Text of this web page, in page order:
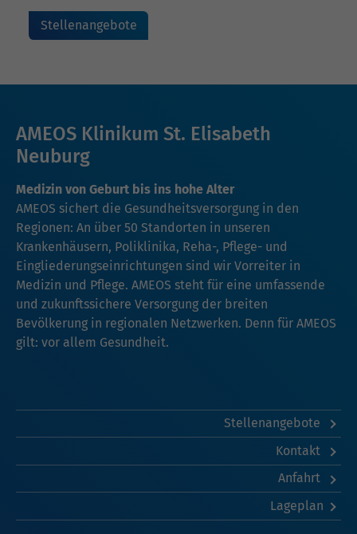
Stellenangebote
AMEOS Klinikum St. Elisabeth
Neuburg
Medizin von Geburt bis ins hohe Alter
AMEOS sichert die Gesundheitsversorgung in den
Regionen: An über 50 Standorten in unseren
Krankenhäusern, Poliklinika, Reha-, Pflege- und
Eingliederungseinrichtungen sind wir Vorreiter in
Medizin und Pflege. AMEOS steht für eine umfassende
und zukunftssichere Versorgung der breiten
Bevölkerung in regionalen Netzwerken. Denn für AMEOS
gilt: vor allem Gesundheit.
Stellenangebote
Kontakt
Anfahrt
Lageplan